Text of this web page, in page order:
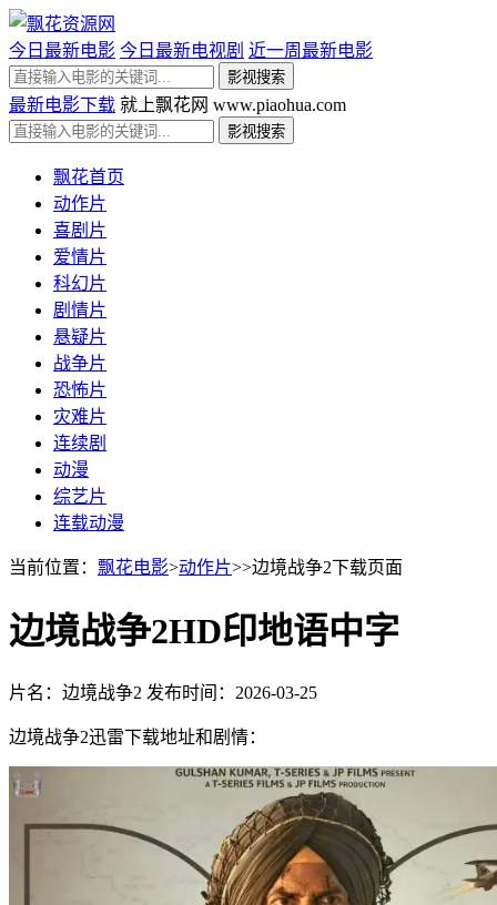
今日最新电影 今日最新电视剧 近一周最新电影
最新电影下载 就上飘花网 www.piaohua.com
飘花首页
动作片
喜剧片
爱情片
科幻片
剧情片
悬疑片
战争片
恐怖片
灾难片
连续剧
动漫
综艺片
连载动漫
当前位置： 飘花电影>动作片>>边境战争2下载页面
边境战争2HD印地语中字
片名：边境战争2 发布时间：2026-03-25
边境战争2迅雷下载地址和剧情：